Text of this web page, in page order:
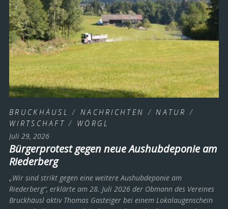
BRUCKHÄUSL / NACHRICHTEN / NATUR /
WIRTSCHAFT / WÖRGL
Juli 29, 2026
Bürgerprotest gegen neue Aushubdeponie am
Riederberg
„Wir sind strikt gegen eine weitere Aushubdeponie am
Riederberg“, erklärte am 28. Juli 2026 der Obmann des Vereines
Bruckhäusl aktiv Thomas Gasteiger bei einem Lokalaugenschein